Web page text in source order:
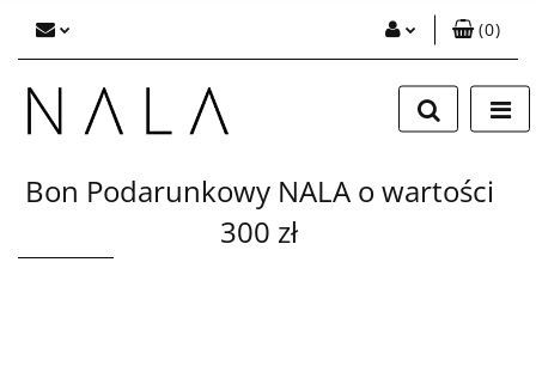
Zaloguj się
Zarejestruj się
(0)
Bon Podarunkowy NALA o wartości
300 zł